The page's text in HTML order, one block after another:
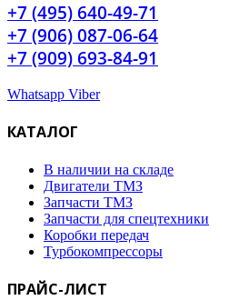
+7 (495) 640-49-71
+7 (906) 087-06-64
+7 (909) 693-84-91
Whatsapp Viber
КАТАЛОГ
В наличии на складе
Двигатели ТМЗ
Запчасти ТМЗ
Запчасти для спецтехники
Коробки передач
Турбокомпрессоры
ПРАЙС-ЛИСТ